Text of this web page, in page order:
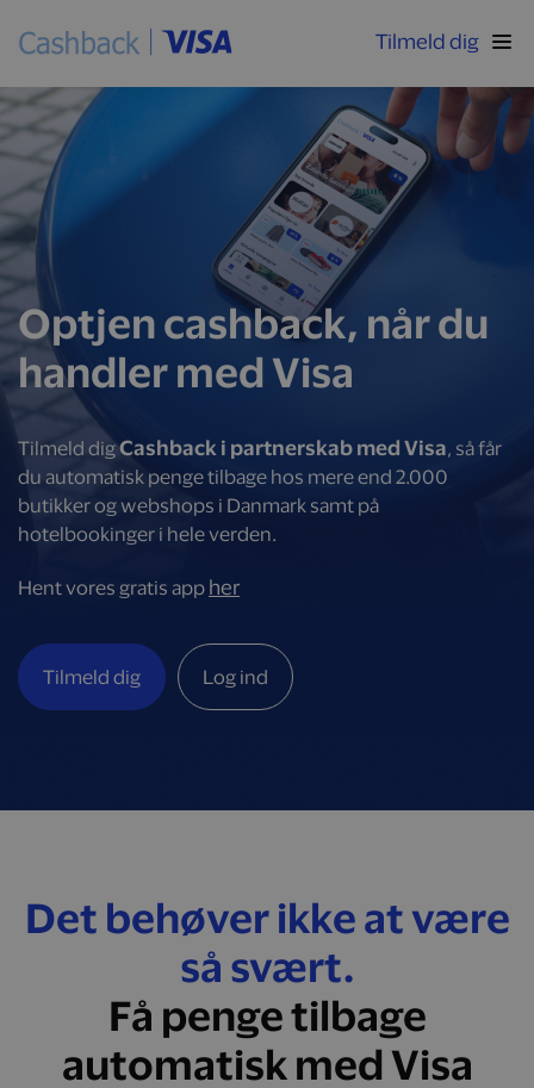
Tilmeld dig
Optjen cashback, når du
handler med Visa
Tilmeld digCashback i partnerskab med Visa, så får
du automatisk penge tilbage hos mere end 2.000
butikker og webshops i Danmark samt på
hotelbookinger i hele verden.
Hent vores gratis app her
Tilmeld dig Log ind
Det behøver ikke at være
så svært.
Få penge tilbage
automatisk med Visa